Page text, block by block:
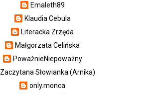
Emaleth89
Klaudia Cebula
Literacka Zrzęda
Małgorzata Celińska
PoważnieNiepoważny
Zaczytana Słowianka (Arnika)
only.monca